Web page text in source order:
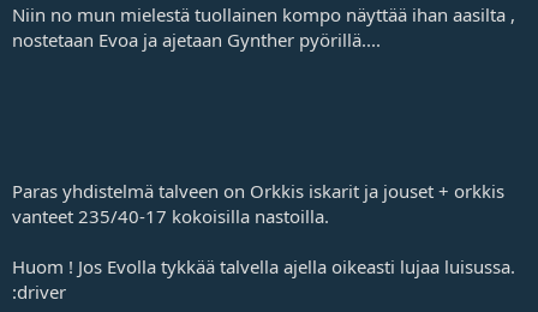
Niin no mun mielestä tuollainen kompo näyttää ihan aasilta ,
nostetaan Evoa ja ajetaan Gynther pyörillä....
Paras yhdistelmä talveen on Orkkis iskarit ja jouset + orkkis
vanteet 235/40-17 kokoisilla nastoilla.
Huom ! Jos Evolla tykkää talvella ajella oikeasti lujaa luisussa.
:driver